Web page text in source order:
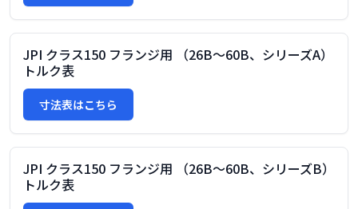
JPI クラス150 フランジ用 （26B～60B、シリーズA）
トルク表
寸法表はこちら
JPI クラス150 フランジ用 （26B～60B、シリーズB）
トルク表